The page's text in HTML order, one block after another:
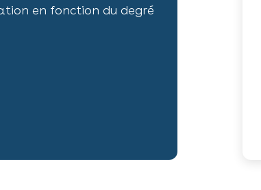
en fonction du degré